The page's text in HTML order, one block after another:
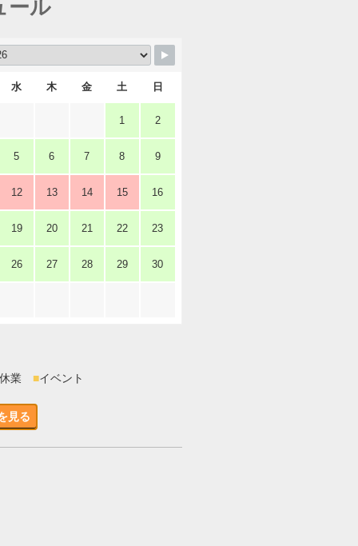
ール
水 木 金 土 日
1 2
5 6 7 8 9
12 13 14 15 16
19 20 21 22 23
26 27 28 29 30
業 ■イベント
見る